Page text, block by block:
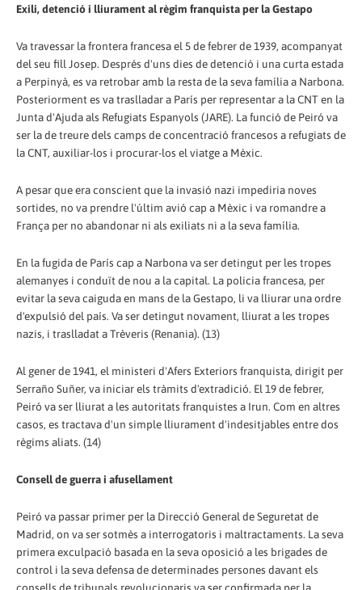
Exili, detenció i lliurament al règim franquista per la Gestapo
Va travessar la frontera francesa el 5 de febrer de 1939, acompanyat
del seu fill Josep. Després d'uns dies de detenció i una curta estada
a Perpinyà, es va retrobar amb la resta de la seva família a Narbona.
Posteriorment es va traslladar a París per representar a la CNT en la
Junta d'Ajuda als Refugiats Espanyols (JARE). La funció de Peiró va
ser la de treure dels camps de concentració francesos a refugiats de
la CNT, auxiliar-los i procurar-los el viatge a Mèxic.
A pesar que era conscient que la invasió nazi impediria noves
sortides, no va prendre l'últim avió cap a Mèxic i va romandre a
França per no abandonar ni als exiliats ni a la seva família.
En la fugida de París cap a Narbona va ser detingut per les tropes
alemanyes i conduït de nou a la capital. La policia francesa, per
evitar la seva caiguda en mans de la Gestapo, li va lliurar una ordre
d'expulsió del país. Va ser detingut novament, lliurat a les tropes
nazis, i traslladat a Trèveris (Renania). (13)
Al gener de 1941, el ministeri d'Afers Exteriors franquista, dirigit per
Serraño Suñer, va iniciar els tràmits d'extradició. El 19 de febrer,
Peiró va ser lliurat a les autoritats franquistes a Irun. Com en altres
casos, es tractava d'un simple lliurament d'indesitjables entre dos
règims aliats. (14)
Consell de guerra i afusellament
Peiró va passar primer per la Direcció General de Seguretat de
Madrid, on va ser sotmès a interrogatoris i maltractaments. La seva
primera exculpació basada en la seva oposició a les brigades de
control i la seva defensa de determinades persones davant els